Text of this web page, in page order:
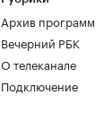
Архив программ
Вечерний РБК
О телеканале
Подключение